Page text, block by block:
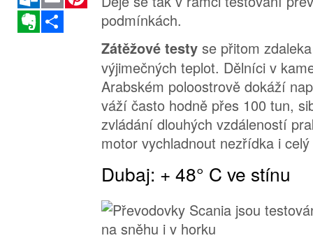
Evernote
podmínkách.
Zátěžové testy se přitom
výjimečných teplot. Dělníci v
Arabském poloostrově dokáží
váží často hodně přes 100 tun,
zvládání dlouhých vzdáleností
motor vychladnout nezřídka i
Dubaj: + 48° C ve stínu